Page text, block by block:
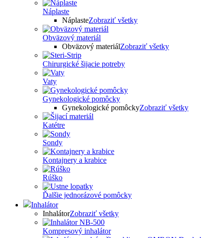
Náplaste
NáplasteZobraziť všetky
Obväzový materiál
Obväzový materiálZobraziť všetky
Chirurgické šijacie potreby
Vaty
Gynekologické pomôcky
Gynekologické pomôckyZobraziť všetky
Katétre
Sondy
Kontajnery a krabice
Rúško
Ďalšie jednorázové pomôcky
Inhalátor
InhalátorZobraziť všetky
Kompresový inhalátor